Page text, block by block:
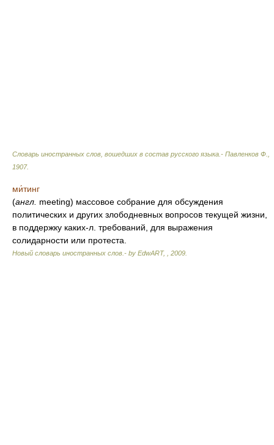
Словарь иностранных слов, вошедших в состав русского языка.- Павленков Ф.
1907.
ми́тинг
(англ. meeting) массовое собрание для обсуждения
политических и других злободневных вопросов текущей жизни,
в поддержку каких-л. требований, для выражения
солидарности или протеста.
Новый словарь иностранных слов.- by EdwART, 2009